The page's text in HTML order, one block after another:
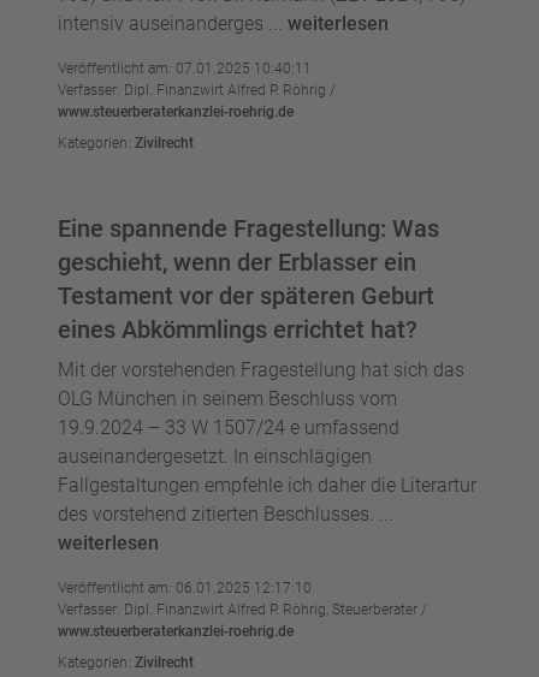
intensiv auseinanderges ... weiterlesen
Veröffentlicht am: 07.01.2025 10:40:11
Verfasser: Dipl. Finanzwirt Alfred P. Röhrig /
www.steuerberaterkanzlei-roehrig.de
Kategorien: Zivilrecht
Eine spannende Fragestellung: Was
geschieht, wenn der Erblasser ein
Testament vor der späteren Geburt
eines Abkömmlings errichtet hat?
Mit der vorstehenden Fragestellung hat sich das
OLG München in seinem Beschluss vom
19.9.2024 – 33 W 1507/24 e umfassend
auseinandergesetzt. In einschlägigen
Fallgestaltungen empfehle ich daher die Literartur
des vorstehend zitierten Beschlusses. ...
weiterlesen
Veröffentlicht am: 06.01.2025 12:17:10
Verfasser: Dipl. Finanzwirt Alfred P. Röhrig, Steuerberater /
www.steuerberaterkanzlei-roehrig.de
Kategorien: Zivilrecht